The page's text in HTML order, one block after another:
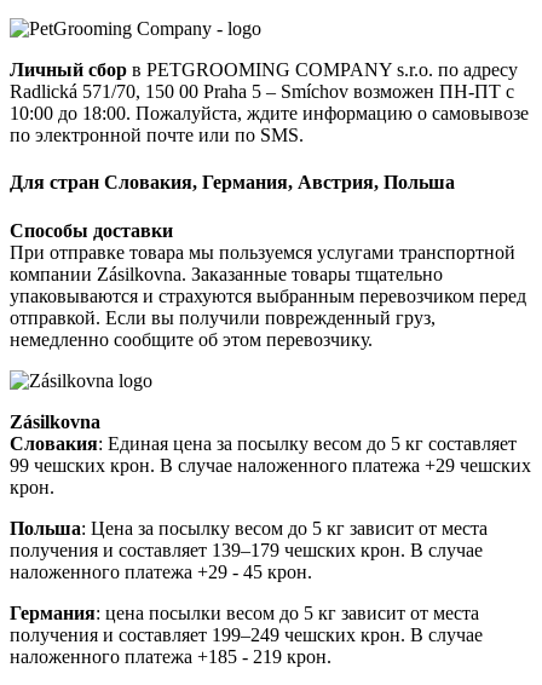
Личный сбор в PETGROOMING COMPANY s.r.o. по адресу
Radlická 571/70, 150 00 Praha 5 – Smíchov возможен ПН-ПТ с
10:00 до 18:00. Пожалуйста, ждите информацию о самовывозе
по электронной почте или по SMS.
Для стран Словакия, Германия, Австрия, Польша
Способы доставки
При отправке товара мы пользуемся услугами транспортной
компании Zásilkovna. Заказанные товары тщательно
упаковываются и страхуются выбранным перевозчиком перед
отправкой. Если вы получили поврежденный груз,
немедленно сообщите об этом перевозчику.
Zásilkovna
Словакия: Единая цена за посылку весом до 5 кг составляет
99 чешских крон. В случае наложенного платежа +29 чешских
крон.
Польша: Цена за посылку весом до 5 кг зависит от места
получения и составляет 139–179 чешских крон. В случае
наложенного платежа +29 - 45 крон.
Германия: цена посылки весом до 5 кг зависит от места
получения и составляет 199–249 чешских крон. В случае
наложенного платежа +185 - 219 крон.